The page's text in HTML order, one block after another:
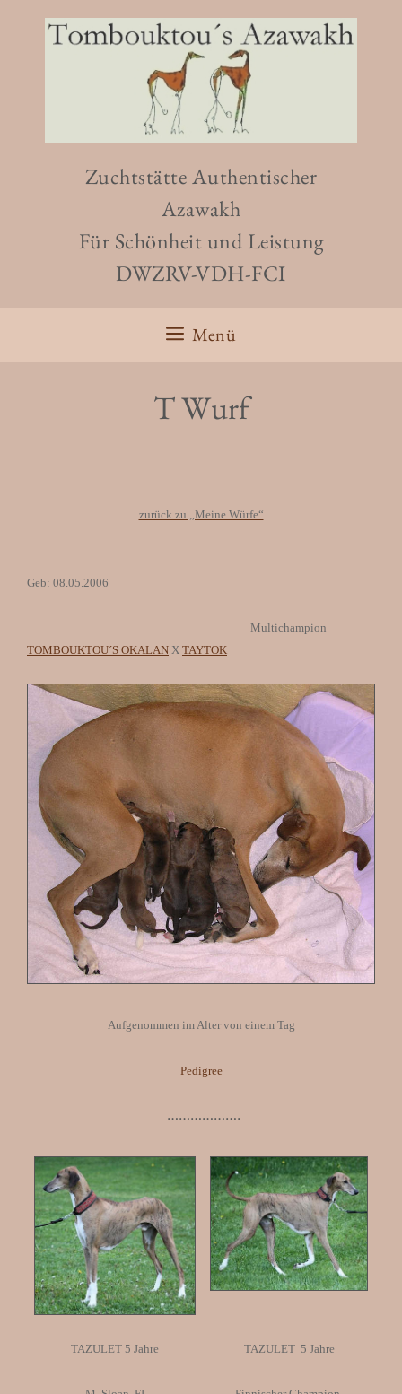
Zuchtstätte Authentischer
Azawakh
Für Schönheit und Leistung
DWZRV-VDH-FCI
Menü
T Wurf
zurück zu „Meine Würfe“
Geb: 08.05.2006
Multichampion
TOMBOUKTOU´S OKALAN X TAYTOK
Aufgenommen im Alter von einem Tag
Pedigree
……………….
TAZULET 5 Jahre TAZULET 5 Jahre